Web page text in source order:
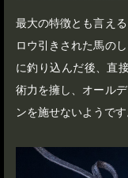
最大の特徴とも言え
ロウ引きされた馬の
に釣り込んだ後、直
術力を擁し、オール
ンを施せないようです